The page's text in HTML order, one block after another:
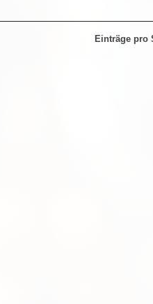
Einträge pro